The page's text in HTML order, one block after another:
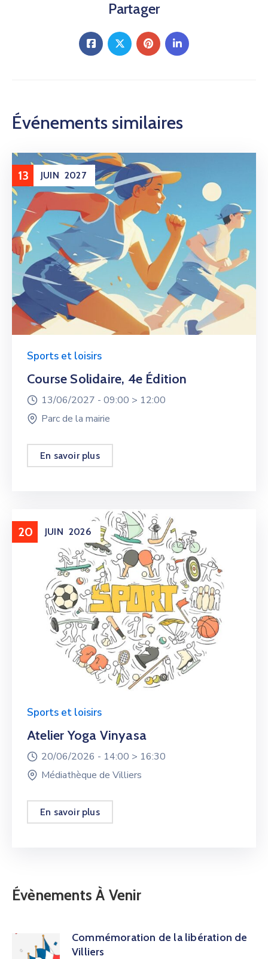
Partager
Événements similaires
13 JUIN 2027
Sports et loisirs
Course Solidaire, 4e Édition
13/06/2027 - 09:00 > 12:00
Parc de la mairie
En savoir plus
20 JUIN 2026
Sports et loisirs
Atelier Yoga Vinyasa
20/06/2026 - 14:00 > 16:30
Médiathèque de Villiers
En savoir plus
Évènements À Venir
Commémoration de la libération de
Villiers